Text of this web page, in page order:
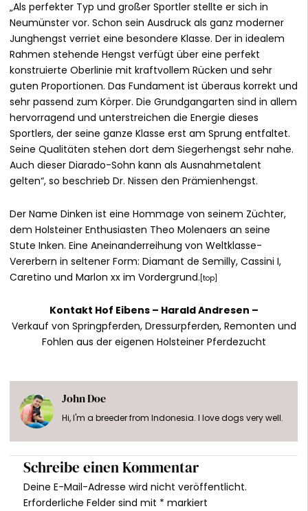
„Als perfekter Typ und großer Sportler stellte er sich in
Neumünster vor. Schon sein Ausdruck als ganz moderner
Junghengst verriet eine besondere Klasse. Der in idealem
Rahmen stehende Hengst verfügt über eine perfekt
konstruierte Oberlinie mit kraftvollem Rücken und sehr
guten Proportionen. Das Fundament ist überaus korrekt und
sehr passend zum Körper. Die Grundgangarten sind in allem
hervorragend und unterstreichen die Energie dieses
Sportlers, der seine ganze Klasse erst am Sprung entfaltet.
Seine Qualitäten stehen dort dem Siegerhengst sehr nahe.
Auch dieser Diarado-Sohn kann als Ausnahmetalent
gelten“, so beschrieb Dr. Nissen den Prämienhengst.
Der Name Dinken ist eine Hommage von seinem Züchter,
dem Holsteiner Enthusiasten Theo Molenaers an seine
Stute Inken. Eine Aneinanderreihung von Weltklasse-
Vererbern in seltener Form: Diamant de Semilly, Cassini I,
Caretino und Marlon xx im Vordergrund. [top]
Kontakt Hof Eibens – Harald Andresen –
Verkauf von Springpferden, Dressurpferden, Remonten und
Fohlen aus der eigenen Holsteiner Pferdezucht
John Doe
Hi, I'm a breeder from Indonesia. I love dogs very well.
Schreibe einen Kommentar
Deine E-Mail-Adresse wird nicht veröffentlicht.
Erforderliche Felder sind mit * markiert